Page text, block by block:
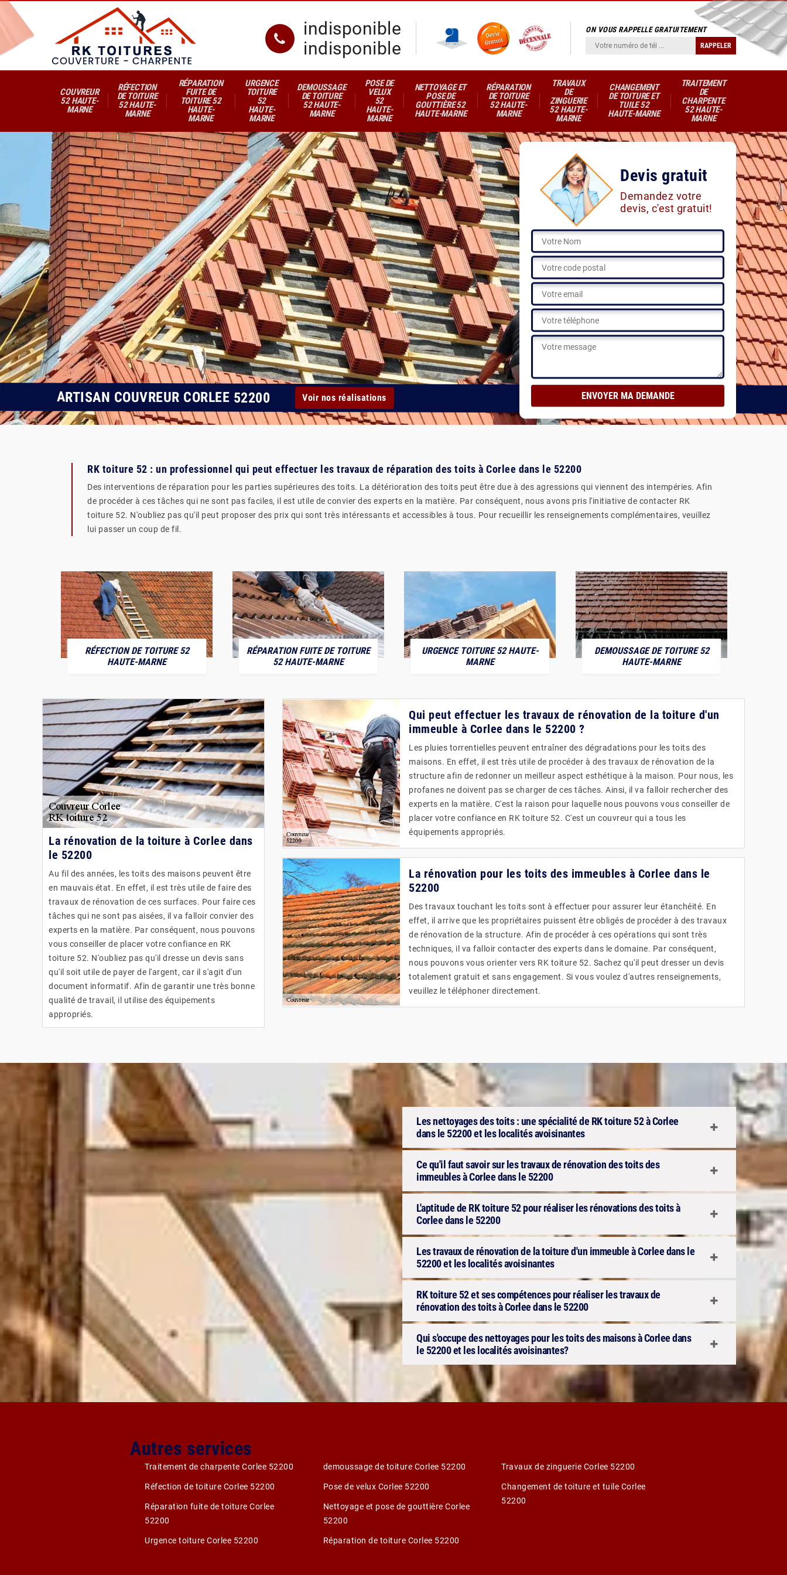
indisponible
indisponible
ON VOUS RAPPELLE GRATUITEMENT
COUVREUR
52 HAUTE-
MARNE
RÉFECTION
DE TOITURE
52 HAUTE-
MARNE
RÉPARATION
FUITE DE
TOITURE 52
HAUTE-
MARNE
URGENCE
TOITURE
52
HAUTE-
MARNE
DEMOUSSAGE
DE TOITURE
52 HAUTE-
MARNE
POSE DE
VELUX
52
HAUTE-
MARNE
NETTOYAGE ET
POSE DE
GOUTTIÈRE 52
HAUTE-MARNE
RÉPARATION
DE TOITURE
52 HAUTE-
MARNE
TRAVAUX
DE
ZINGUERIE
52 HAUTE-
MARNE
CHANGEMENT
DE TOITURE ET
TUILE 52
HAUTE-MARNE
TRAITEMENT
DE
CHARPENTE
52 HAUTE-
MARNE
Devis gratuit
Demandez votre
devis, c'est gratuit!
ARTISAN COUVREUR CORLEE 52200 Voir nos réalisations
RK toiture 52 : un professionnel qui peut effectuer les travaux de réparation des toits à Corlee dans le 52200
Des interventions de réparation pour les parties supérieures des toits. La détérioration des toits peut être due à des agressions qui viennent des intempéries. Afin
de procéder à ces tâches qui ne sont pas faciles, il est utile de convier des experts en la matière. Par conséquent, nous avons pris l'initiative de contacter RK
toiture 52. N'oubliez pas qu'il peut proposer des prix qui sont très intéressants et accessibles à tous. Pour recueillir les renseignements complémentaires, veuillez
lui passer un coup de fil.
RÉFECTION DE TOITURE 52
HAUTE-MARNE
RÉPARATION FUITE DE TOITURE
52 HAUTE-MARNE
URGENCE TOITURE 52 HAUTE-
MARNE
DEMOUSSAGE DE TOITURE 52
HAUTE-MARNE
La rénovation de la toiture à Corlee dans
le 52200
Au fil des années, les toits des maisons peuvent être
en mauvais état. En effet, il est très utile de faire des
travaux de rénovation de ces surfaces. Pour faire ces
tâches qui ne sont pas aisées, il va falloir convier des
experts en la matière. Par conséquent, nous pouvons
vous conseiller de placer votre confiance en RK
toiture 52. N'oubliez pas qu'il dresse un devis sans
qu'il soit utile de payer de l'argent, car il s'agit d'un
document informatif. Afin de garantir une très bonne
qualité de travail, il utilise des équipements
appropriés.
Qui peut effectuer les travaux de rénovation de la toiture d'un
immeuble à Corlee dans le 52200 ?
Les pluies torrentielles peuvent entraîner des dégradations pour les toits des
maisons. En effet, il est très utile de procéder à des travaux de rénovation de la
structure afin de redonner un meilleur aspect esthétique à la maison. Pour nous, les
profanes ne doivent pas se charger de ces tâches. Ainsi, il va falloir rechercher des
experts en la matière. C'est la raison pour laquelle nous pouvons vous conseiller de
placer votre confiance en RK toiture 52. C'est un couvreur qui a tous les
équipements appropriés.
La rénovation pour les toits des immeubles à Corlee dans le
52200
Des travaux touchant les toits sont à effectuer pour assurer leur étanchéité. En
effet, il arrive que les propriétaires puissent être obligés de procéder à des travaux
de rénovation de la structure. Afin de procéder à ces opérations qui sont très
techniques, il va falloir contacter des experts dans le domaine. Par conséquent,
nous pouvons vous orienter vers RK toiture 52. Sachez qu'il peut dresser un devis
totalement gratuit et sans engagement. Si vous voulez d'autres renseignements,
veuillez le téléphoner directement.
Les nettoyages des toits : une spécialité de RK toiture 52 à Corlee
dans le 52200 et les localités avoisinantes
Ce qu'il faut savoir sur les travaux de rénovation des toits des
immeubles à Corlee dans le 52200
L'aptitude de RK toiture 52 pour réaliser les rénovations des toits à
Corlee dans le 52200
Les travaux de rénovation de la toiture d'un immeuble à Corlee dans le
52200 et les localités avoisinantes
RK toiture 52 et ses compétences pour réaliser les travaux de
rénovation des toits à Corlee dans le 52200
Qui s'occupe des nettoyages pour les toits des maisons à Corlee dans
le 52200 et les localités avoisinantes?
Autres services
Traitement de charpente Corlee 52200
Réfection de toiture Corlee 52200
Réparation fuite de toiture Corlee
52200
Urgence toiture Corlee 52200
demoussage de toiture Corlee 52200
Pose de velux Corlee 52200
Nettoyage et pose de gouttière Corlee
52200
Réparation de toiture Corlee 52200
Travaux de zinguerie Corlee 52200
Changement de toiture et tuile Corlee
52200